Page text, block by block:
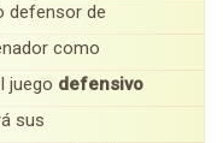
defensor de
como
juego defensivo
sus